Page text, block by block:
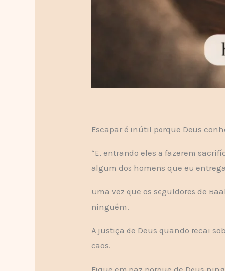
Escapar é inútil porque Deus
“E, entrando eles a fazerem
algum dos homens que eu
Uma vez que os seguidores de
ninguém.
A justiça de Deus quando recai
caos.